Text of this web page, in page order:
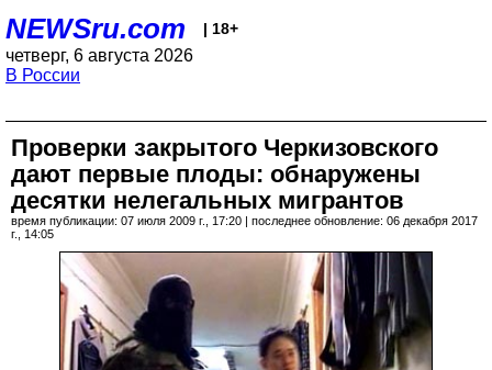
NEWSru.com | 18+
четверг, 6 августа 2026
В России
Проверки закрытого Черкизовского
дают первые плоды: обнаружены
десятки нелегальных мигрантов
время публикации: 07 июля 2009 г., 17:20 | последнее обновление: 06 декабря 2017
г., 14:05